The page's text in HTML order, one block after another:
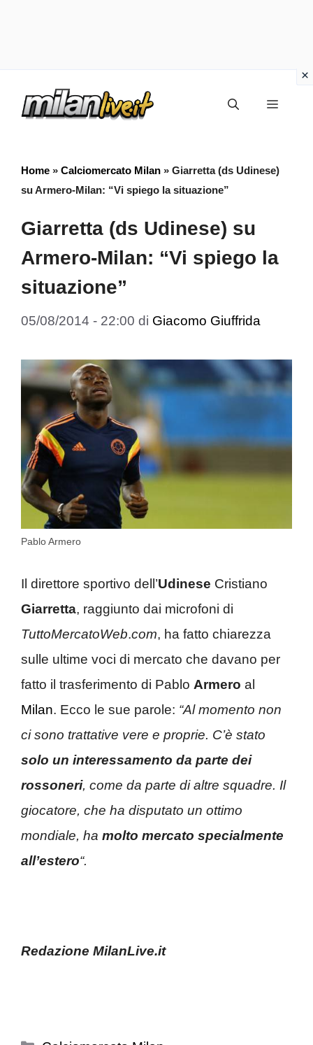
Menu
Home » Calciomercato Milan » Giarretta (ds Udinese)
su Armero-Milan: “Vi spiego la situazione”
Giarretta (ds Udinese) su
Armero-Milan: “Vi spiego la
situazione”
05/08/2014 - 22:00 di Giacomo Giuffrida
Pablo Armero
Il direttore sportivo dell’Udinese Cristiano
Giarretta, raggiunto dai microfoni di
TuttoMercatoWeb.com, ha fatto chiarezza
sulle ultime voci di mercato che davano per
fatto il trasferimento di Pablo Armero al
Milan. Ecco le sue parole: “Al momento non
ci sono trattative vere e proprie. C’è stato
solo un interessamento da parte dei
rossoneri, come da parte di altre squadre. Il
giocatore, che ha disputato un ottimo
mondiale, ha molto mercato specialmente
all’estero“.
Redazione MilanLive.it